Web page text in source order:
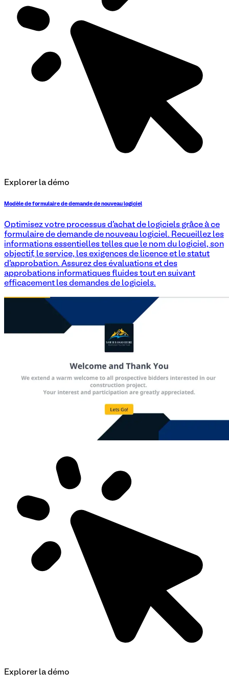
Explorer la démo
Modèle de formulaire de demande de nouveau logiciel
Optimisez votre processus d'achat de logiciels grâce à ce
formulaire de demande de nouveau logiciel. Recueillez les
informations essentielles telles que le nom du logiciel, son
objectif, le service, les exigences de licence et le statut
d'approbation. Assurez des évaluations et des
approbations informatiques fluides tout en suivant
efficacement les demandes de logiciels.
Explorer la démo